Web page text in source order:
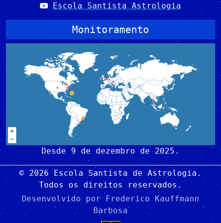
Escola Santista Astrologia
Monitoramento
Desde 9 de dezembro de 2025.
© 2026 Escola Santista de Astrologia.
Todos os direitos reservados.
Desenvolvido por Frederico Kauffmann
Barbosa